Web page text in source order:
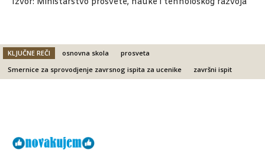
Izvor: Ministarstvo prosvete, nauke i tehnološkog razvoja
KLJUČNE REČI osnovna skola
prosveta
Smernice za sprovodjenje zavrsnog ispita za ucenike
završni ispit